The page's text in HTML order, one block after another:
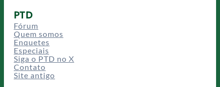
PTD
Fórum
Quem somos
Enquetes
Especiais
Siga o PTD no X
Contato
Site antigo